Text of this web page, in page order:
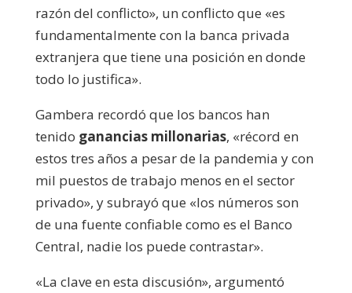
razón del conflicto», un conflicto que «es
fundamentalmente con la banca privada
extranjera que tiene una posición en donde
todo lo justifica».
Gambera recordó que los bancos han
tenido ganancias millonarias, «récord en
estos tres años a pesar de la pandemia y con
mil puestos de trabajo menos en el sector
privado», y subrayó que «los números son
de una fuente confiable como es el Banco
Central, nadie los puede contrastar».
«La clave en esta discusión», argumentó